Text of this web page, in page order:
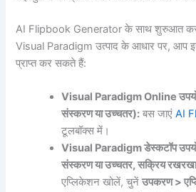
AI Flipbook Generator के साथ शुरुआत
Visual Paradigm उत्पाद के आधार पर, आप
प्राप्त कर सकते हैं:
Visual Paradigm Online
संस्करण या उच्चतर): बस जाएंAI
टूलबॉक्स में।
Visual Paradigm डेस्कटॉप
संस्करण या उच्चतर, सक्रिय
एप्लिकेशन खोलें, चुनेंउपकरण >